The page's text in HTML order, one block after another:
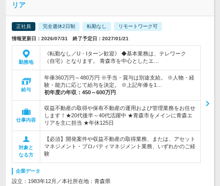
リア
正社員 完全週休2日制 転勤なし リモートワーク可
情報更新日：2026/07/31 終了予定日：2027/01/21
勤務地
《転勤なし／U・Iターン歓迎》 ◆基本業務は、テレワーク
（自宅）となります。 青森市を中心としたエ…
給与
年俸360万円～480万円 ※手当・賞与は別途支給。 ※人物・経
験・能力に応じて給与を決定。 ※上記年俸を1…
初年度の年収： 450～600万円
仕事内容
収益不動産の取得や保有不動産の運用および管理業務をお任せ
します！★20代後半～40代活躍中 ★青森市をメインに青森エ
リアを主に担当 ★年休125日
対象と
なる方
【必須】開発案件や収益不動産の取得業務、または、アセット
マネジメント・プロパティマネジメント業務、いずれかのご経
験
企業データ
設立：1983年12月／本社所在地：青森県